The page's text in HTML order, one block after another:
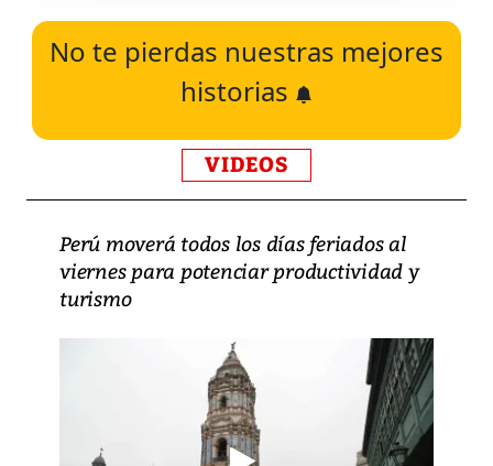
No te pierdas nuestras mejores
historias
VIDEOS
Perú moverá todos los días feriados al
viernes para potenciar productividad y
turismo